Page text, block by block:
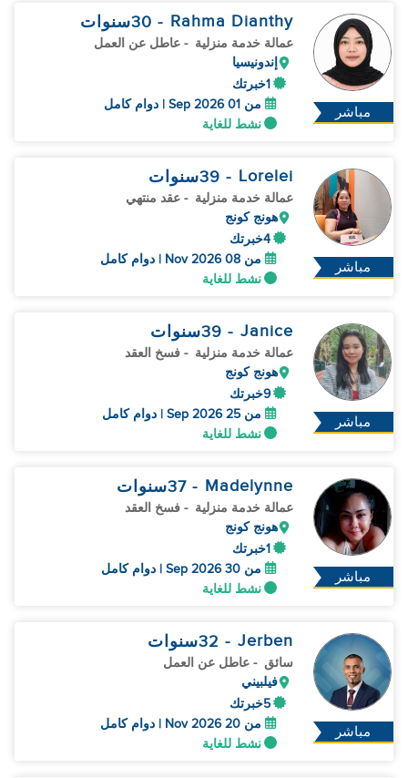
مباشر
Rahma Dianthy
- 30 سنوات
عمالة خدمة منزلية - عاطل عن العمل
إندونيسيا
1خبرتك
من 01 Sep 2026 | دوام كامل
نشط للغاية
مباشر
Lorelei
- 39 سنوات
عمالة خدمة منزلية - عقد منتهي
هونج كونج
4خبرتك
من 08 Nov 2026 | دوام كامل
نشط للغاية
مباشر
Janice
- 39 سنوات
عمالة خدمة منزلية - فسخ العقد
هونج كونج
9خبرتك
من 25 Sep 2026 | دوام كامل
نشط للغاية
مباشر
Madelynne
- 37 سنوات
عمالة خدمة منزلية - فسخ العقد
هونج كونج
1خبرتك
من 30 Sep 2026 | دوام كامل
نشط للغاية
مباشر
Jerben
- 32 سنوات
سائق - عاطل عن العمل
فيلبيني
5خبرتك
من 20 Nov 2026 | دوام كامل
نشط للغاية